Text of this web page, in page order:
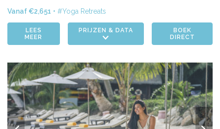
Vanaf €2,651 Yoga Retreats
LEES
MEER
PRIJZEN & DATA
BOEK
DIRECT